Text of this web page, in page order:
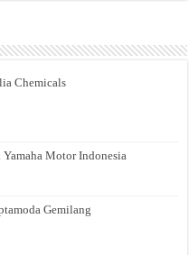
Chemicals
Motor Indonesia
Gemilang